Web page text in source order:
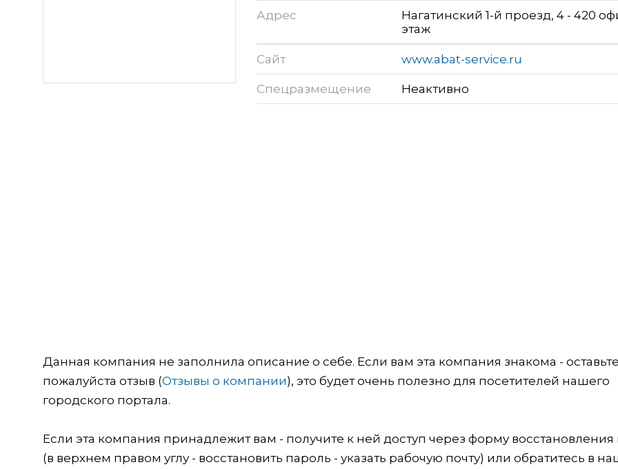
Адрес
Нагатинский 1-й проезд, 4 - 420
этаж
Сайт www.abat-service.ru
Спецразмещение Неактивно
Данная компания не заполнила описание о себе. Если вам эта компания знакома -
пожалуйста отзыв (Отзывы о компании), это будет очень полезно для посетителей нашего
городского портала.
Если эта компания принадлежит вам - получите к ней доступ через форму восстановления
(в верхнем правом углу - восстановить пароль - указать рабочую почту) или обратитесь в